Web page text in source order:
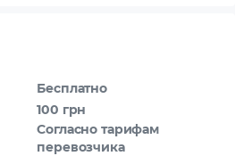
Бесплатно
100 грн
Согласно тарифам
перевозчика